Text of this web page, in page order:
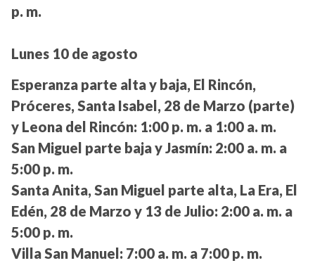
p. m.
Lunes 10 de agosto
Esperanza parte alta y baja, El Rincón,
Próceres, Santa Isabel, 28 de Marzo (parte)
y Leona del Rincón: 1:00 p. m. a 1:00 a. m.
San Miguel parte baja y Jasmín: 2:00 a. m. a
5:00 p. m.
Santa Anita, San Miguel parte alta, La Era, El
Edén, 28 de Marzo y 13 de Julio: 2:00 a. m. a
5:00 p. m.
Villa San Manuel: 7:00 a. m. a 7:00 p. m.